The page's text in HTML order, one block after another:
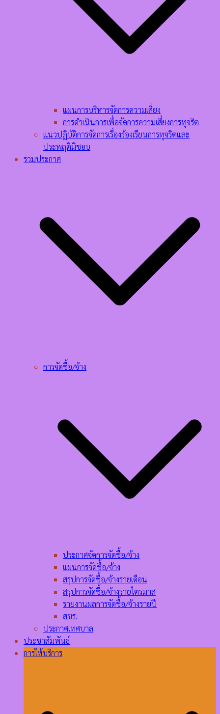
แผนการบริหารจัดการความเสี่ยง
การดำเนินการเพื่อจัดการความเสี่ยงการทุจริต
แนวปฏิบัติการจัดการเรื่องร้องเรียนการทุจริตและ
ประพฤติมิชอบ
รวมประกาศ
การจัดชื้อ/จ้าง
ประกาศจัดการจัดชื้อ/จ้าง
แผนการจัดชื้อ/จ้าง
สรุปการจัดชื้อ/จ้างรายเดือน
สรุปการจัดชื้อ/จ้างรายไตรมาส
รายงานผลการจัดชื้อ/จ้างรายปี
สขร.
ประกาศเทศบาล
ประชาสัมพันธ์
การให้บริการ